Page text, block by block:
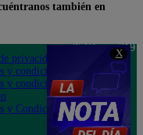
X
también en
privacidad
y condiciones
y condiciones
y Condiciones
Teléfono: 219
Av. San
Felipe 968
Jesús María